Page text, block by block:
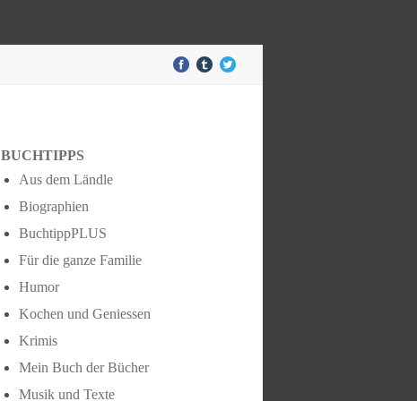
BUCHTIPPS
Aus dem Ländle
Biographien
BuchtippPLUS
Für die ganze Familie
Humor
Kochen und Geniessen
Krimis
Mein Buch der Bücher
Musik und Texte